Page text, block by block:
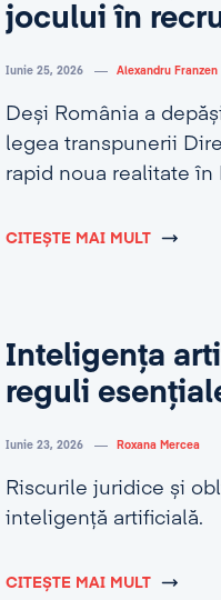
jocului în
Iunie 25, 2026 Alexandru Franzen
Deși România a
legea transpunerii
rapid noua realitate în
CITEȘTE MAI MULT
Inteligența
reguli
Iunie 23, 2026 Roxana Mercea
Riscurile juridice și
inteligență artificială.
CITEȘTE MAI MULT